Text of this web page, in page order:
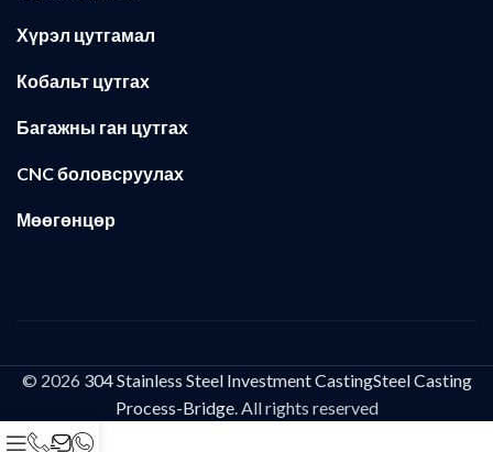
Хүрэл цутгамал
Кобальт цутгах
Багажны ган цутгах
CNC боловсруулах
Мөөгөнцөр
© 2026 304 Stainless Steel Investment CastingSteel Casting
Process-Bridge. All rights reserved